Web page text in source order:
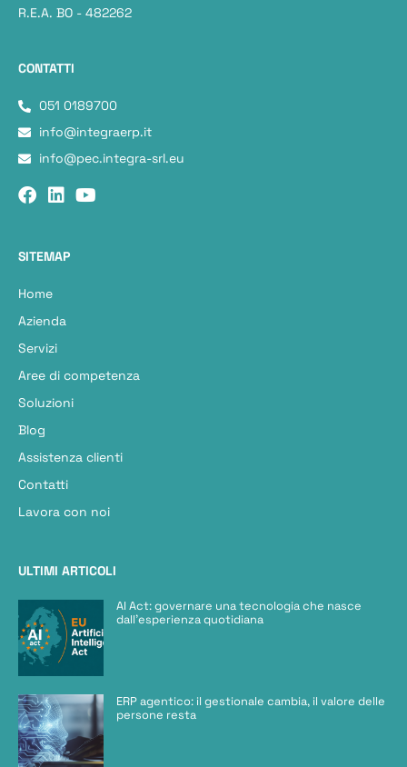
R.E.A. BO - 482262
CONTATTI
051 0189700
info@integraerp.it
info@pec.integra-srl.eu
SITEMAP
Home
Azienda
Servizi
Aree di competenza
Soluzioni
Blog
Assistenza clienti
Contatti
Lavora con noi
ULTIMI ARTICOLI
AI Act: governare una tecnologia che nasce
dall’esperienza quotidiana
ERP agentico: il gestionale cambia, il valore delle
persone resta